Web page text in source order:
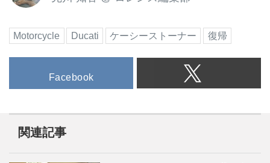
Motorcycle Ducati ケーシーストーナー 復帰
Facebook
関連記事